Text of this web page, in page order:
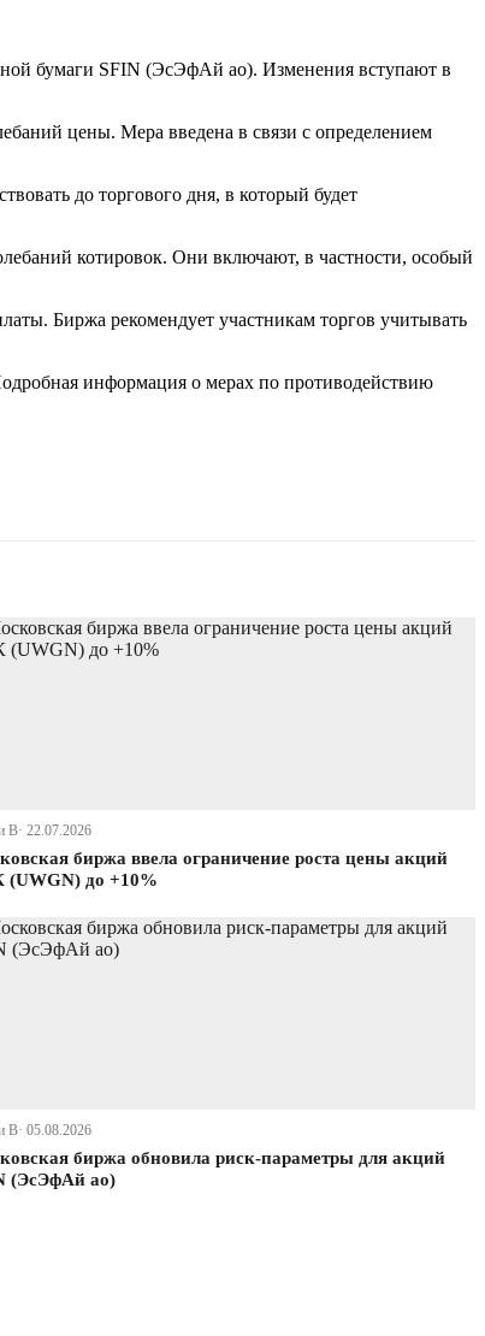
бумаги SFIN (ЭсЭфАй ао). Изменения вступают в
цены. Мера введена в связи с определением
до торгового дня, в который будет
котировок. Они включают, в частности, особый
Биржа рекомендует участникам торгов учитывать
информация о мерах по противодействию
В· 22.07.2026
биржа ввела ограничение роста цены акций
до +10%
В· 05.08.2026
биржа обновила риск-параметры для акций
(ЭсЭфАй ао)